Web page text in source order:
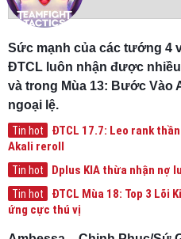
Sức mạnh của các tướng 4
ĐTCL luôn nhận được
và trong Mùa 13: Bước Vào
ngoại lệ.
Tin hot
ĐTCL 17.7: Leo rank
Akali reroll
Tin hot Dplus KIA thừa nhận nợ
Tin hot
ĐTCL Mùa 18: Top 3 Lõi
ứng cực thú vị